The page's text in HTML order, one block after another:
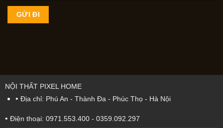
NỘI THẤT PIXEL HOME
• Địa chỉ: Phú An - Thành Đa - Phúc Thọ - Hà Nội
• Điện thoại: 0971.553.400 - 0359.092.297